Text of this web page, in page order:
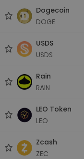
Dogecoin
DOGE
USDS
USDS
Rain
RAIN
LEO Token
LEO
Zcash
ZEC